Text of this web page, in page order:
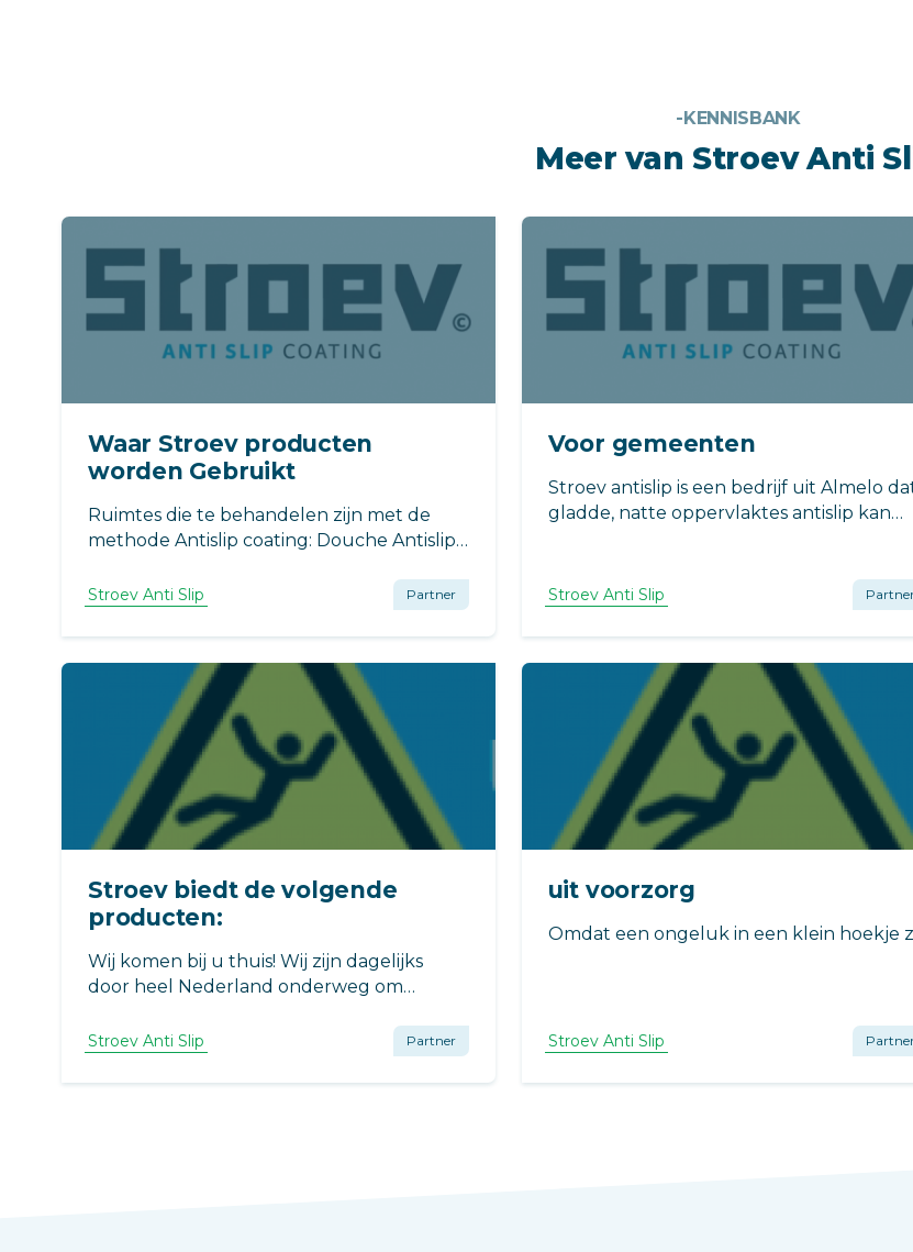
-KENNISBANK
Meer van Stroev Anti
Waar Stroev producten
worden Gebruikt
Ruimtes die te behandelen zijn met de
methode Antislip coating: Douche Antislip
Kleedruimtes in bijvoorbeeld
Stroev Anti Slip Partner
Voor gemeenten
Stroev antislip is een bedrijf uit Almelo
gladde, natte oppervlaktes antislip kan
Stroev Anti Slip
Stroev biedt de volgende
producten:
Wij komen bij u thuis! Wij zijn dagelijks
door heel Nederland onderweg om
te maken. Van kleine badkamers tot grote
bedrijfsvloeren: wij hebben altijd een
oplossing voor u!
Stroev Anti Slip Partner
uit voorzorg
Omdat een ongeluk in een klein hoekje
Stroev Anti Slip